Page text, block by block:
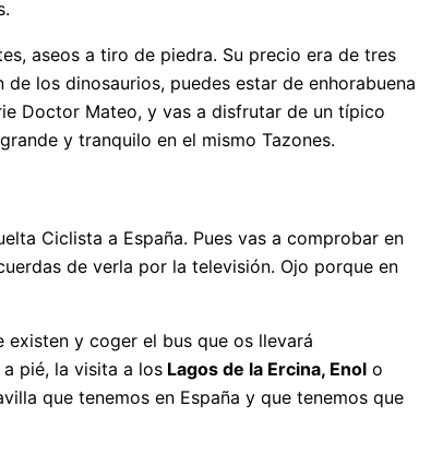
aseos a tiro de piedra. Su precio era de tres
los dinosaurios, puedes estar de enhorabuena
Doctor Mateo, y vas a disfrutar de un típico
y tranquilo en el mismo Tazones.
Ciclista a España. Pues vas a comprobar en
de verla por la televisión. Ojo porque en
y coger el bus que os llevará
pié, la visita a los Lagos de la Ercina, Enol o
que tenemos en España y que tenemos que